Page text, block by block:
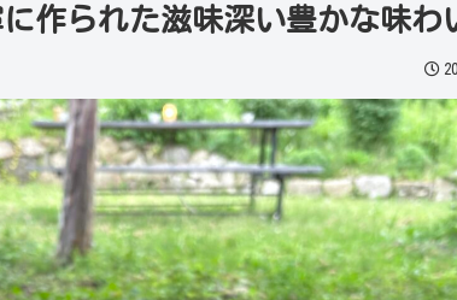
作られた滋味深い豊かな味わ